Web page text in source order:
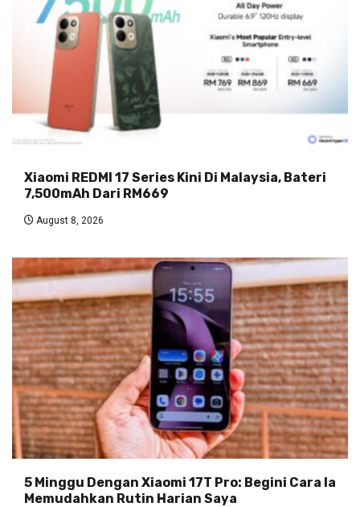
Xiaomi REDMI 17 Series Kini Di Malaysia, Bateri
7,500mAh Dari RM669
August 8, 2026
5 Minggu Dengan Xiaomi 17T Pro: Begini Cara Ia
Memudahkan Rutin Harian Saya